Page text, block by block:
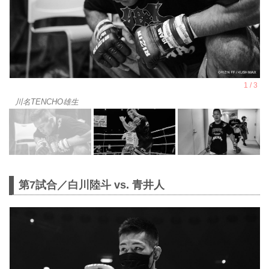
川名TENCHO雄生
第7試合／白川陸斗 vs. 青井人